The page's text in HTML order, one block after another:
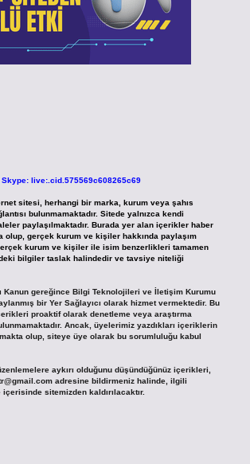
Skype: live:.cid.575569c608265c69
sitesi, herhangi bir marka, kurum veya şahıs
bulunmamaktadır. Sitede yalnızca kendi
paylaşılmaktadır. Burada yer alan içerikler haber
olup, gerçek kurum ve kişiler hakkında paylaşım
kurum ve kişiler ile isim benzerlikleri tamamen
bilgiler taslak halindedir ve tavsiye niteliği
Kanun gereğince Bilgi Teknolojileri ve İletişim Kurumu
bir Yer Sağlayıcı olarak hizmet vermektedir. Bu
proaktif olarak denetleme veya araştırma
Ancak, üyelerimiz yazdıkları içeriklerin
olup, siteye üye olarak bu sorumluluğu kabul
aykırı olduğunu düşündüğünüz içerikleri,
adresine bildirmeniz halinde, ilgili
sitemizden kaldırılacaktır.